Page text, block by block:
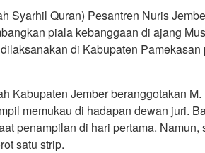
Syarhil Quran) Pesantren Nuris
piala kebanggaan di ajang
di Kabupaten
Kabupaten Jember beranggotakan
memukau di hadapan dewan juri.
penampilan di hari pertama.
satu strip.